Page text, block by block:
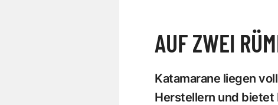
AUF ZWEI
Katamarane liegen
Herstellern und bietet